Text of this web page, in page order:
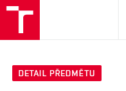
DETAIL PŘEDMĚTU